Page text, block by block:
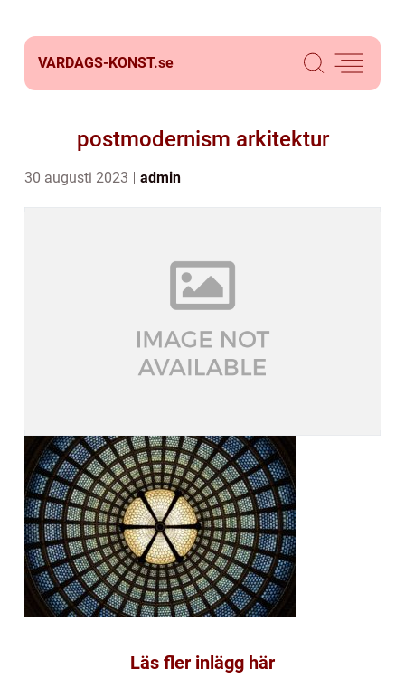
VARDAGS-KONST.se
postmodernism arkitektur
30 augusti 2023 admin
Läs fler inlägg här